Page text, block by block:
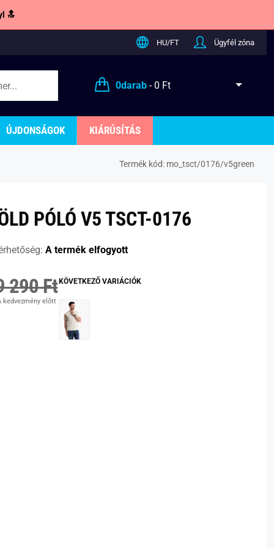
🔝
HU/FT Ügyfél zóna
0darab- 0 Ft
ÚJDONSÁGOK KIÁRÚSÍTÁS
Termék kód: mo_tsct/0176/v5green
PÓLÓ V5 TSCT-0176
A termék elfogyott
290 Ft
kedvezmény előtt
KÖVETKEZŐ VARIÁCIÓK